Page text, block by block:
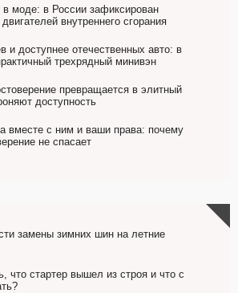
моде: в России зафиксирован
внутреннего сгорания
и доступнее отечественных авто: в
трехрядный минивэн
превращается в элитный
доступность
вместе с ним и ваши права: почему
не спасает
замены зимних шин на летние
что стартер вышел из строя и что с